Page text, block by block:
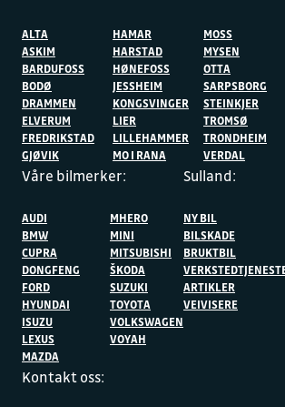
ALTA
ASKIM
BARDUFOSS
BODØ
DRAMMEN
ELVERUM
FREDRIKSTAD
GJØVIK
HAMAR
HARSTAD
HØNEFOSS
JESSHEIM
KONGSVINGER
LIER
LILLEHAMMER
MO I RANA
MOSS
MYSEN
OTTA
SARPSBORG
STEINKJER
TROMSØ
TRONDHEIM
VERDAL
Våre bilmerker:
AUDI
BMW
CUPRA
DONGFENG
FORD
HYUNDAI
ISUZU
LEXUS
MAZDA
MHERO
MINI
MITSUBISHI
ŠKODA
SUZUKI
TOYOTA
VOLKSWAGEN
VOYAH
Sulland:
NY BIL
BILSKADE
BRUKTBIL
ARTIKLER
VEIVISERE
Kontakt oss: